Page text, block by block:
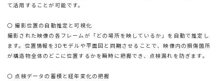
て活用することが可能です。
〇 撮影位置の自動推定と可視化
撮影された映像の各フレームが「どの場所を映しているか」を自動で推定し
ます。位置情報を3Dモデルや平面図と同期させることで、映像内の損傷箇所
が構造物全体のどこに位置するかを瞬時に把握でき、点検漏れを防ぎます。
〇 点検データの蓄積と経年変化の把握